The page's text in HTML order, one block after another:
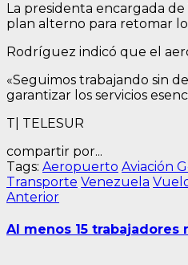
La presidenta encargada
plan alterno para retomar
Rodríguez indicó que el
«Seguimos trabajando sin
garantizar los servicios
T| TELESUR
compartir por...
Tags: Aeropuerto Aviación
Transporte Venezuela
Navegación
de
AnteriorEntrada
Al menos 15